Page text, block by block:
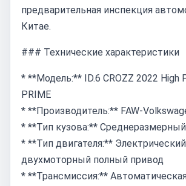
предварительная инспекция
Китае.
### Технические характеристики
* **Модель:** ID.6 CROZZ 2022 High
PRIME
* **Производитель:** FAW-
* **Тип кузова:** Среднеразмерный
* **Тип двигателя:**
двухмоторный полный привод
* **Трансмиссия:**